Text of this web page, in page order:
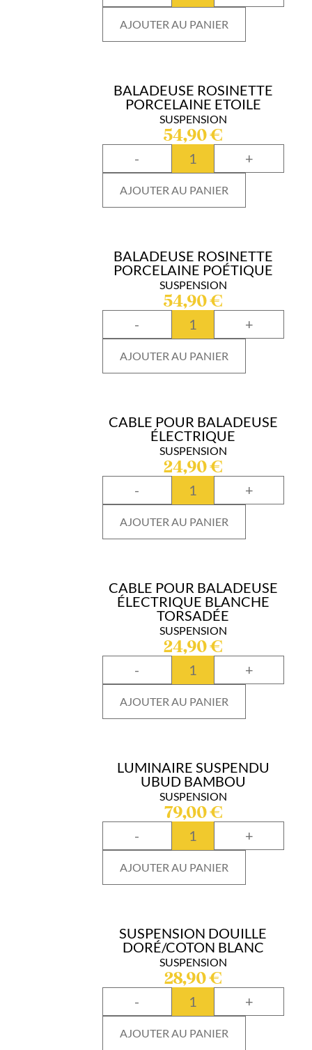
AJOUTER AU PANIER
BALADEUSE ROSINETTE
PORCELAINE ETOILE
SUSPENSION
54,90€
- +
AJOUTER AU PANIER
BALADEUSE ROSINETTE
PORCELAINE POÉTIQUE
SUSPENSION
54,90€
- +
AJOUTER AU PANIER
CABLE POUR BALADEUSE
ÉLECTRIQUE
SUSPENSION
24,90€
- +
AJOUTER AU PANIER
CABLE POUR BALADEUSE
ÉLECTRIQUE BLANCHE
TORSADÉE
SUSPENSION
24,90€
- +
AJOUTER AU PANIER
LUMINAIRE SUSPENDU
UBUD BAMBOU
SUSPENSION
79,00€
- +
AJOUTER AU PANIER
SUSPENSION DOUILLE
DORÉ/COTON BLANC
SUSPENSION
28,90€
- +
AJOUTER AU PANIER